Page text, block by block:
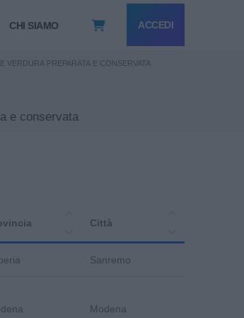
CHI SIAMO ACCEDI
e conservata
PREPARATA E CONSERVATA
Città
Sanremo
Modena